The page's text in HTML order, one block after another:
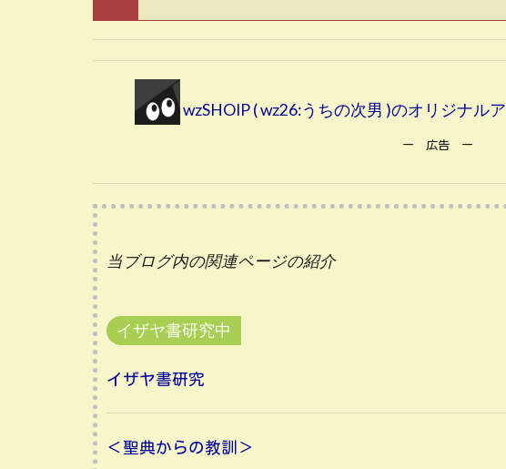
wzSHOIP ( wz26:うちの次男 )のオリジナル
ー 広告 ー
当ブログ内の関連ページの紹介
イザヤ書研究中
イザヤ書研究
＜聖典からの教訓＞